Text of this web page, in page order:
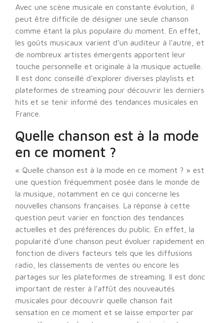
Avec une scène musicale en constante évolution, il
peut être difficile de désigner une seule chanson
comme étant la plus populaire du moment. En effet,
les goûts musicaux varient d’un auditeur à l’autre, et
de nombreux artistes émergents apportent leur
touche personnelle et originale à la musique actuelle.
Il est donc conseillé d’explorer diverses playlists et
plateformes de streaming pour découvrir les derniers
hits et se tenir informé des tendances musicales en
France.
Quelle chanson est à la mode
en ce moment ?
« Quelle chanson est à la mode en ce moment ? » est
une question fréquemment posée dans le monde de
la musique, notamment en ce qui concerne les
nouvelles chansons françaises. La réponse à cette
question peut varier en fonction des tendances
actuelles et des préférences du public. En effet, la
popularité d’une chanson peut évoluer rapidement en
fonction de divers facteurs tels que les diffusions
radio, les classements de ventes ou encore les
partages sur les plateformes de streaming. Il est donc
important de rester à l’affût des nouveautés
musicales pour découvrir quelle chanson fait
sensation en ce moment et se laisse emporter par